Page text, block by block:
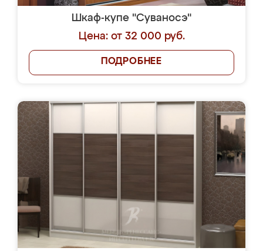
Шкаф-купе "Суваносэ"
Цена: от 32 000 руб.
ПОДРОБНЕЕ